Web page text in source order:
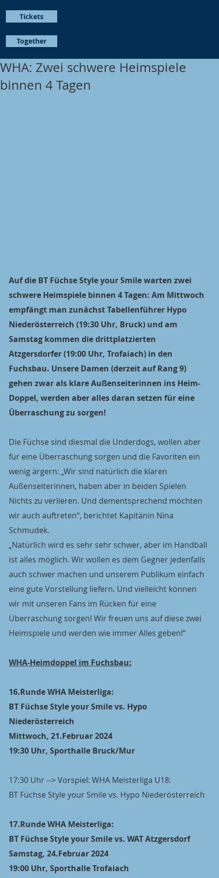
Together
Tickets
WHA: Zwei schwere Heimspiele
binnen 4 Tagen
Auf die BT Füchse Style your Smile warten zwei
schwere Heimspiele binnen 4 Tagen: Am Mittwoch
empfängt man zunächst Tabellenführer Hypo
Niederösterreich (19:30 Uhr, Bruck) und am
Samstag kommen die drittplatzierten
Atzgersdorfer (19:00 Uhr, Trofaiach) in den
Fuchsbau. Unsere Damen (derzeit auf Rang 9)
gehen zwar als klare Außenseiterinnen ins Heim-
Doppel, werden aber alles daran setzen für eine
Überraschung zu sorgen!
Die Füchse sind diesmal die Underdogs, wollen aber
für eine Überraschung sorgen und die Favoriten ein
wenig ärgern: „Wir sind natürlich die klaren
Außenseiterinnen, haben aber in beiden Spielen
Nichts zu verlieren. Und dementsprechend möchten
wir auch auftreten“, berichtet Kapitänin Nina
Schmudek.
„Natürlich wird es sehr sehr schwer, aber im Handball
ist alles möglich. Wir wollen es dem Gegner jedenfalls
auch schwer machen und unserem Publikum einfach
eine gute Vorstellung liefern. Und vielleicht können
wir mit unseren Fans im Rücken für eine
Überraschung sorgen! Wir freuen uns auf diese zwei
Heimspiele und werden wie immer Alles geben!“
WHA-Heimdoppel im Fuchsbau:
16.Runde WHA Meisterliga:
BT Füchse Style your Smile vs. Hypo
Niederösterreich
Mittwoch, 21.Februar 2024
19:30 Uhr, Sporthalle Bruck/Mur
17:30 Uhr --> Vorspiel: WHA Meisterliga U18:
BT Füchse Style your Smile vs. Hypo Niederösterreich
17.Runde WHA Meisterliga:
BT Füchse Style your Smile vs. WAT Atzgersdorf
Samstag, 24.Februar 2024
19:00 Uhr, Sporthalle Trofaiach